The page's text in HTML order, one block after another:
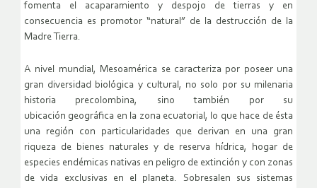
fomenta el acaparamiento y despojo de tierras y en
consecuencia es promotor “natural” de la destrucción de la
Madre Tierra.
A nivel mundial, Mesoamérica se caracteriza por poseer una
gran diversidad biológica y cultural, no solo por su milenaria
historia precolombina, sino también por su
ubicación geográfica en la zona ecuatorial, lo que hace de ésta
una región con particularidades que derivan en una gran
riqueza de bienes naturales y de reserva hídrica, hogar de
especies endémicas nativas en peligro de extinción y con zonas
de vida exclusivas en el planeta. Sobresalen sus sistemas